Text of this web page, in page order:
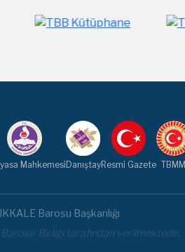
MahkemesiDanıştayResmi Gazete TBMM
Barosu Başkanlığı
Birliği tarafından verilmektedir.